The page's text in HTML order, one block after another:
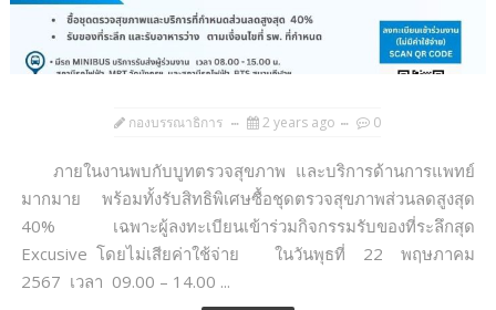
กองบรรณาธิการ 2 years ago 0
ภายในงานพบกับบูทตรวจสุขภาพ และบริการด้านการแพทย์
มากมาย พร้อมทั้งรับสิทธิพิเศษซื้อชุดตรวจสุขภาพส่วนลดสูงสุด
40% เฉพาะผู้ลงทะเบียนเข้าร่วมกิจกรรมรับของที่ระลึกสุด
Excusive โดยไม่เสียค่าใช้จ่าย ในวันพุธที่ 22 พฤษภาคม
2567 เวลา 09.00 – 14.00 ...